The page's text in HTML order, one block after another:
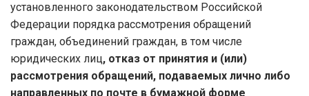
установленного законодательством Российской
Федерации порядка рассмотрения обращений
граждан, объединений граждан, в том числе
юридических лиц, отказ от принятия и (или)
рассмотрения обращений, подаваемых лично либо
направленных по почте в бумажной форме